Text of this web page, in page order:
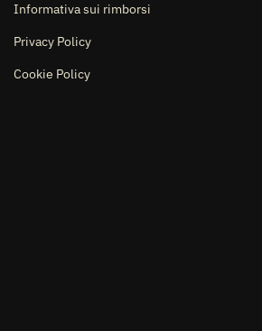
Informativa sui rimborsi
Privacy Policy
Cookie Policy